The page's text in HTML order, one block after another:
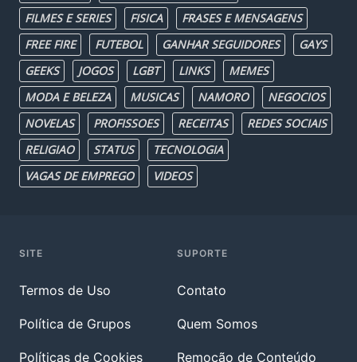
FILMES E SERIES
FISICA
FRASES E MENSAGENS
FREE FIRE
FUTEBOL GANHAR SEGUIDORES
GAYS
GEEKS
JOGOS LGBT LINKS
MEMES
MODA E BELEZA
MUSICAS NAMORO
NEGOCIOS
NOVELAS
PROFISSOES RECEITAS
REDES SOCIAIS
RELIGIAO
STATUS
TECNOLOGIA
VAGAS DE EMPREGO
VIDEOS
SITE
Termos de Uso
Política de Grupos
Políticas de Cookies
SUPORTE
Contato
Quem Somos
Remoção de Conteúdo